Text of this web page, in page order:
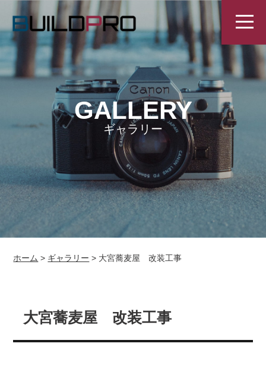
GALLERY
ギャラリー
ホーム > ギャラリー > 大宮蕎麦屋 改装工事
大宮蕎麦屋 改装工事